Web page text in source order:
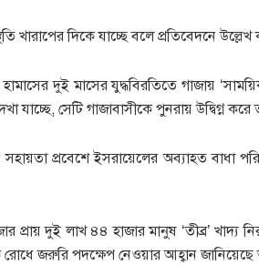
খারাপের দিকে যাচ্ছে বলে প্রতিবেদনে উল্লেখ
দুই মাসের যুদ্ধবিরতিতে গাজায় ‘সাময়িক
যাচ্ছে, সেটি গাজাবাসীকে পুনরায় উদ্বিগ্ন
প্রবেশে ইসরায়েলের অব্যাহত বাধা
প্রায় দুই লাখ ৪৪ হাজার মানুষ ‘তীব্র’ খাদ্য
রোধে জরুরি পদক্ষেপ নেওয়ার আহ্বান